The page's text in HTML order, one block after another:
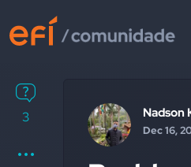
3 Nadson
Dec 16,